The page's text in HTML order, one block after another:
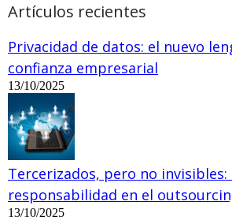
Artículos recientes
Privacidad de datos: el nuevo
confianza empresarial
13/10/2025
Tercerizados, pero no
responsabilidad en el
13/10/2025